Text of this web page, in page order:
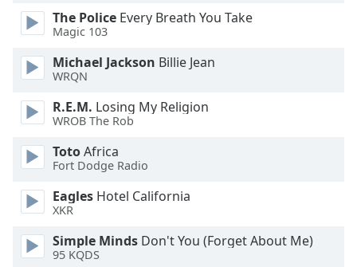
Text
Color
Opacity
Text
Color
Opacity
Caption
The Police Every Breath You Take
Magic 103
Michael Jackson Billie Jean
WRQN
R.E.M. Losing My Religion
WROB The Rob
TotoAfrica
Fort Dodge Radio
Eagles Hotel California
XKR
Simple Minds Don't You (Forget About Me)
95 KQDS